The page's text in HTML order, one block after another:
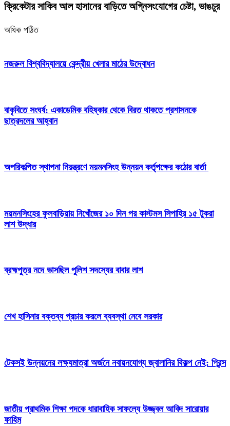
ক্রিকেটার সাকিব আল হাসানের বাড়িতে অগ্নিসংযোগের চেষ্টা, ভাঙচুর
অধিক পঠিত
নজরুল বিশ্ববিদ্যালয়ে কেন্দ্রীয় খেলার মাঠের উদ্বোধন
বাকৃবিতে সংঘর্ষ: একাডেমিক বহিষ্কার থেকে বিরত থাকতে প্রশাসনকে
ছাত্রদলের আহ্বান
অপরিকল্পিত স্থাপনা নিয়ন্ত্রণে ময়মনসিংহ উন্নয়ন কর্তৃপক্ষের কঠোর বার্তা
ময়মনসিংহের ফুলবাড়িয়ায় নিখোঁজের ১০ দিন পর কাস্টমস সিপাহির ১৫ টুকরা
লাশ উদ্ধার
ব্রহ্মপুত্র নদে ভাসছিল পুলিশ সদস্যের বাবার লাশ
শেখ হাসিনার বক্তব্য প্রচার করলে ব্যবস্থা নেবে সরকার
টেকসই উন্নয়নের লক্ষ্যমাত্রা অর্জনে নবায়নযোগ্য জ্বালানির বিকল্প নেই: প্রিন্স
জাতীয় প্রাথমিক শিক্ষা পদকে ধারাবাহিক সাফল্যে উজ্জ্বল আবিদ সারোয়ার
ফাহিম